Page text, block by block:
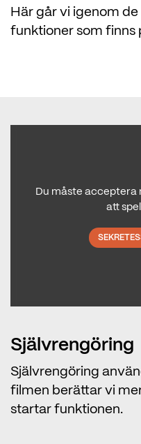
Här går vi igenom
funktioner som finns
Du måste acceptera
att
Självrengöring
Självrengöring
filmen berättar vi
startar funktionen.